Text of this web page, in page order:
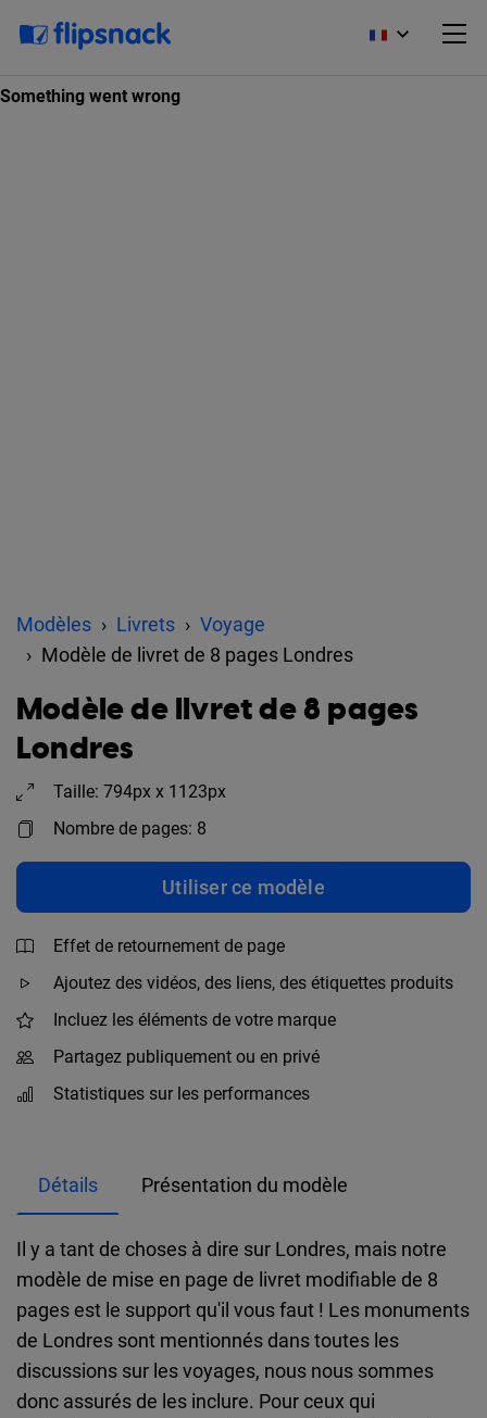
Modèles Livrets
Voyage
Modèle de livret de 8 pages Londres
Modèle de livret de 8 pages
Londres
Taille: 794px x 1123px
Nombre de pages: 8
Utiliser ce modèle
Effet de retournement de page
Ajoutez des vidéos, des liens, des étiquettes produits
Incluez les éléments de votre marque
Partagez publiquement ou en privé
Statistiques sur les performances
Détails Présentation du modèle
Il y a tant de choses à dire sur Londres, mais notre
modèle de mise en page de livret modifiable de 8
pages est le support qu'il vous faut ! Les monuments
de Londres sont mentionnés dans toutes les
discussions sur les voyages, nous nous sommes
donc assurés de les inclure. Pour ceux qui